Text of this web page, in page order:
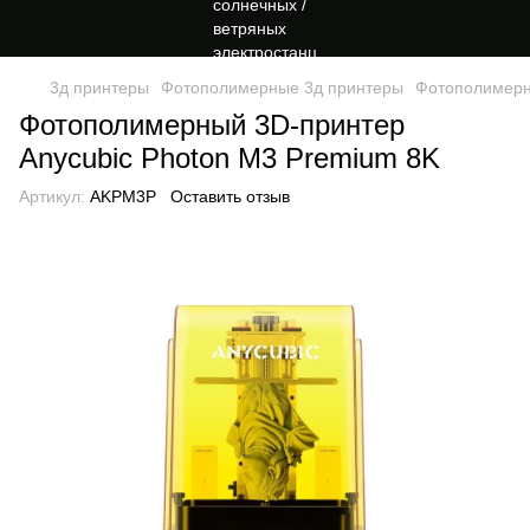
3д принтеры Фотополимерные 3д принтеры
Фотополимерный 3D-принтер
Anycubic Photon M3 Premium 8K
Артикул: AKPM3P Оставить отзыв